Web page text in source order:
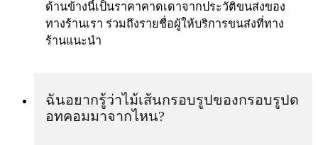
ด้านข้างนี้เป็นราคาคาดเดาจากประวัติขนส่งของ
ทางร้านเรา ร่วมถึงรายชื่อผู้ให้บริการขนส่งที่ทาง
ร้านแนะนำ
ฉันอยากรู้ว่าไม้เส้นกรอบรูปของกรอบรูปด
อทคอมมาจากไหน?